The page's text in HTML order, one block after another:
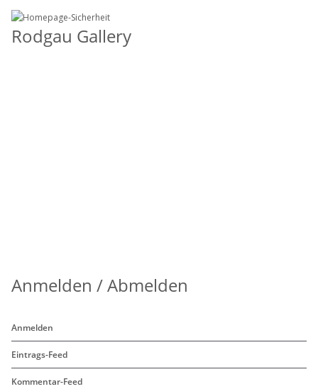
Rodgau Gallery
Anmelden / Abmelden
Anmelden
Eintrags-Feed
Kommentar-Feed